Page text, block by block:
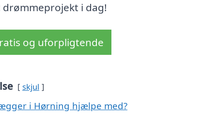
i dag!
og uforpligtende
skjul
i Hørning hjælpe med?